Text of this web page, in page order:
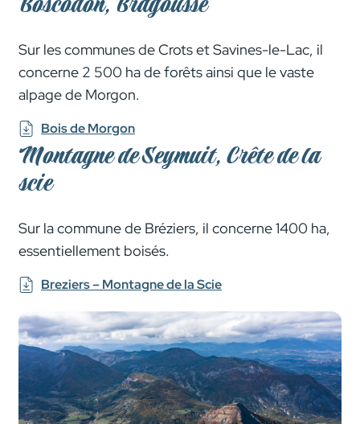
Sur les communes de Crots et Savines-le-Lac, il
concerne 2 500 ha de forêts ainsi que le vaste
alpage de Morgon.
Bois de Morgon
Montagne de Seymuit, Crête de la
scie
Sur la commune de Bréziers, il concerne 1400 ha,
essentiellement boisés.
Breziers – Montagne de la Scie